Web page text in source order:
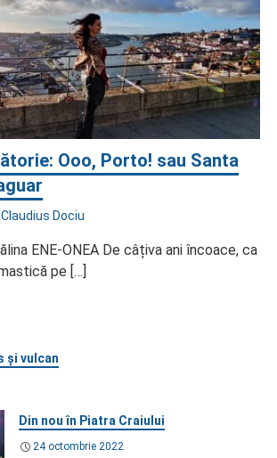
Ooo, Porto! sau Santa
Claudius Dociu
ENE-ONEA De câțiva ani încoace, ca
pe […]
și vulcan
Din nou în Piatra Craiului
24 octombrie 2022